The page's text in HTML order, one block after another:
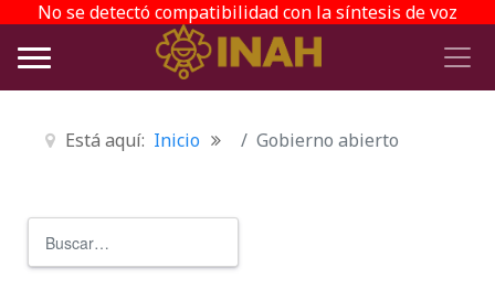
No se detectó compatibilidad con la síntesis de voz
Está aquí: Inicio Gobierno abierto